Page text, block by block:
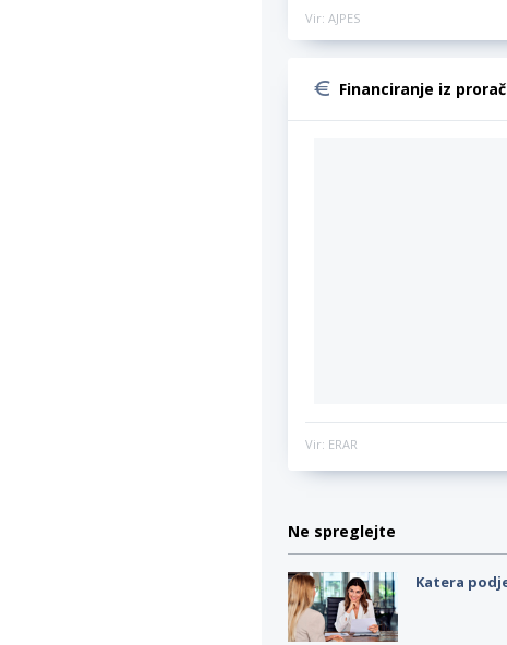
Vir: AJPES
Financiranje iz
Vir: ERAR
Ne spreglejte
Katera